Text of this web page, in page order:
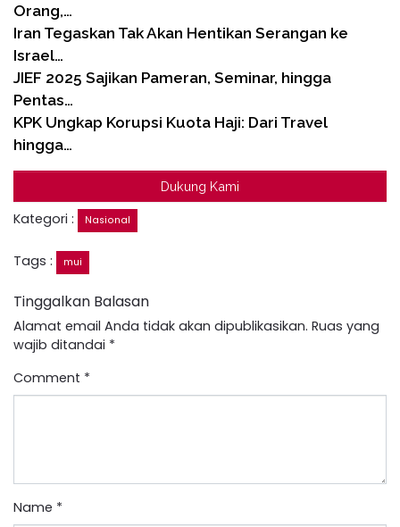
Orang,…
Iran Tegaskan Tak Akan Hentikan Serangan ke
Israel…
JIEF 2025 Sajikan Pameran, Seminar, hingga
Pentas…
KPK Ungkap Korupsi Kuota Haji: Dari Travel
hingga…
Dukung Kami
Kategori : Nasional
Tags : mui
Tinggalkan Balasan
Alamat email Anda tidak akan dipublikasikan. Ruas yang
wajib ditandai *
Comment *
Name *